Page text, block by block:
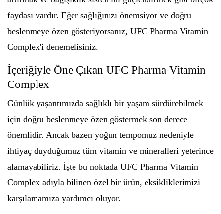
faydası vardır. Eğer sağlığınızı önemsiyor ve doğru
beslenmeye özen gösteriyorsanız, UFC Pharma Vitamin
Complex'i denemelisiniz.
İçeriğiyle Öne Çıkan UFC Pharma Vitamin
Complex
Günlük yaşantımızda sağlıklı bir yaşam sürdürebilmek
için doğru beslenmeye özen göstermek son derece
önemlidir. Ancak bazen yoğun tempomuz nedeniyle
ihtiyaç duyduğumuz tüm vitamin ve mineralleri yeterince
alamayabiliriz. İşte bu noktada UFC Pharma Vitamin
Complex adıyla bilinen özel bir ürün, eksikliklerimizi
karşılamamıza yardımcı oluyor.